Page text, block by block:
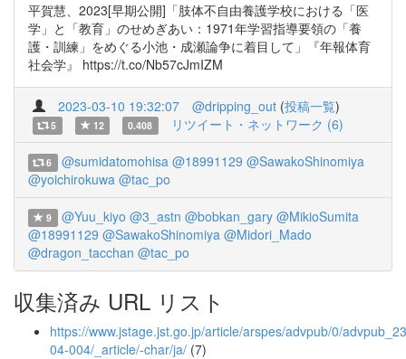
平賀慧、2023[早期公開]「肢体不自由養護学校における「医
学」と「教育」のせめぎあい：1971年学習指導要領の「養
護・訓練」をめぐる小池・成瀬論争に着目して」『年報体育
社会学』 https://t.co/Nb57cJmIZM
2023-03-10 19:32:07 @dripping_out (投稿一覧)
5 12 0.408 リツイート・ネットワーク (6)
6 @sumidatomohisa @18991129 @SawakoShinomiya
@yoichirokuwa @tac_po
9 @Yuu_kiyo @3_astn @bobkan_gary @MikioSumita
@18991129 @SawakoShinomiya @Midori_Mado
@dragon_tacchan @tac_po
収集済み URL リスト
https://www.jstage.jst.go.jp/article/arspes/advpub/0/
04-004/_article/-char/ja/ (7)